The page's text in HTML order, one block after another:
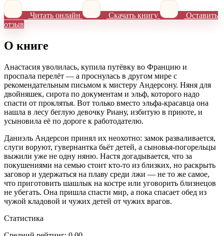
Читать онлайн Скачать книгу
Оставить
отзыв
О книге
Анастасия уволилась, купила путёвку во Францию и
проспала перелёт — а проснулась в другом мире с
рекомендательным письмом к мистеру Андерсону. Няня для
двойняшек, сирота по документам и эльф, которого надо
спасти от проклятья. Вот только вместо эльфа-красавца она
нашла в лесу беглую девочку Риану, избитую в приюте, и
усыновила её по дороге к работодателю.
Даниэль Андерсон принял их неохотно: замок разваливается,
слуги воруют, гувернантка бьёт детей, а сыновья-погорельцы
выжили уже не одну няню. Настя догадывается, что за
покушениями на семью стоит кто-то из близких, но раскрыть
заговор и удержаться на плаву среди лжи — не то же самое,
что приготовить шашлык на костре или уговорить близнецов
не убегать. Она пришла спасти мир, а пока спасает обед из
чужой кладовой и чужих детей от чужих врагов.
Статистика